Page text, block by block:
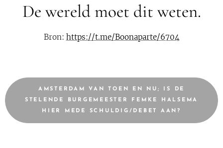
De wereld moet dit weten.
Bron: https://t.me/Boonaparte/6704
AMSTERDAM VAN TOEN EN NU; IS DE
STELENDE BURGEMEESTER FEMKE HALSEMA
HIER MEDE SCHULDIG/DEBET AAN?